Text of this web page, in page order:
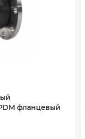
фланцевый